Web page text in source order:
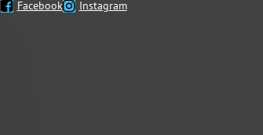
Facebook Instagram